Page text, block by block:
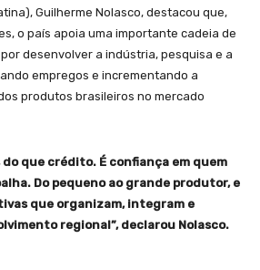
Guilherme Nolasco, destacou que,
o país apoia uma importante cadeia de
desenvolver a indústria, pesquisa e a
empregos e incrementando a
produtos brasileiros no mercado
do que crédito. É confiança em quem
Do pequeno ao grande produtor, e
que organizam, integram e
regional”, declarou Nolasco.